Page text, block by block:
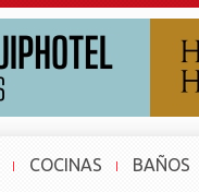
COCINAS BAÑOS